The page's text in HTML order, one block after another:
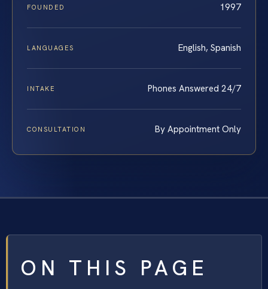
FOUNDED 1997
LANGUAGES English, Spanish
INTAKE Phones Answered 24/7
CONSULTATION By Appointment Only
ON THIS PAGE